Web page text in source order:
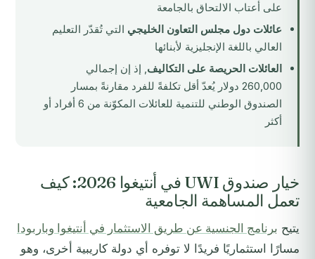
على أعتاب الالتحاق بالجامعة
عائلات دول مجلس التعاون الخليجي التي تُقدّر التعليم
العالي باللغة الإنجليزية لأبنائها
العائلات الحريصة على التكاليف, إذ إن إجمالي
260,000 دولار يُعدّ أقل تكلفةً للفرد مقارنةً بمسار
الصندوق الوطني للتنمية للعائلات المكوّنة من 6 أفراد أو
أكثر
خيار صندوق UWI في أنتيغوا 2026: كيف
تعمل المساهمة الجامعية
يتيح برنامج الجنسية عن طريق الاستثمار في أنتيغوا وباربودا
مسارًا استثماريًا فريدًا لا توفره أي دولة كاريبية أخرى، وهو